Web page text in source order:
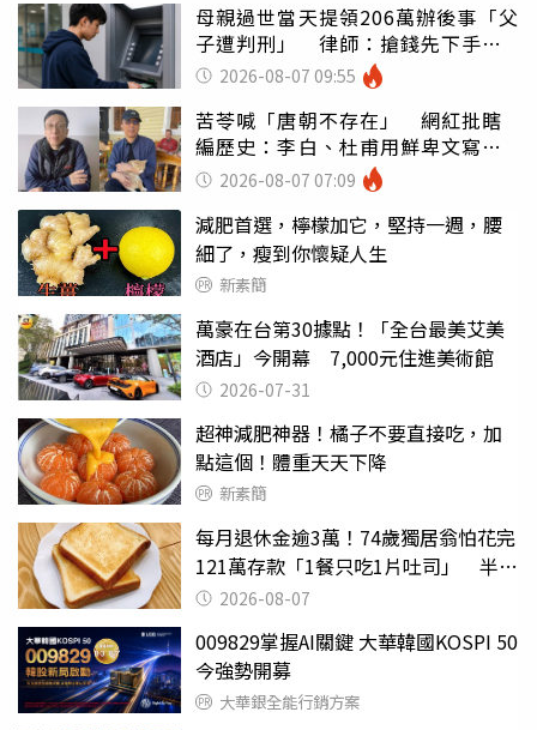
母親過世當天提領206萬辦後事「父
子遭判刑」 律師：搶錢先下手是
罪 2026-08-07 09:55
苦苓喊「唐朝不存在」 網紅批瞎
編歷史：李白、杜甫用鮮卑文寫
詩？2026-08-07 07:09
減肥首選，檸檬加它，堅持一週，腰
細了，瘦到你懷疑人生
新素簡
萬豪在台第30據點！「全台最美艾美
酒店」今開幕 7,000元住進美術館
2026-07-31
超神減肥神器！橘子不要直接吃，加
點這個！體重天天下降
新素簡
每月退休金逾3萬！74歲獨居翁怕花完
121萬存款「1餐只吃1片吐司」 半年
後暴瘦嚇壞女兒
2026-08-07
009829掌握AI關鍵 大華韓國KOSPI 50
今強勢開募
大華銀全能行銷方案